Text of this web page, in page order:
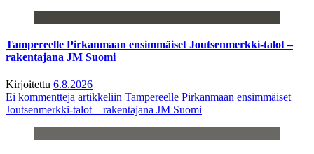
Tampereelle Pirkanmaan ensimmäiset Joutsenmerkki-talot –
rakentajana JM Suomi
Kirjoitettu 6.8.2026
Ei kommentteja artikkeliin Tampereelle Pirkanmaan ensimmäiset
Joutsenmerkki-talot – rakentajana JM Suomi